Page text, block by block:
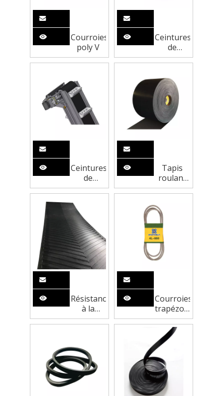
Courroies
poly V
Ceintures
de
convoyeur
en acier
Ceintures
de
convoyeur
Tapis
roulant
EP
Résistance
à la
chaleur
Courroies
trapézoïdales
pour
pelouse
et jardin